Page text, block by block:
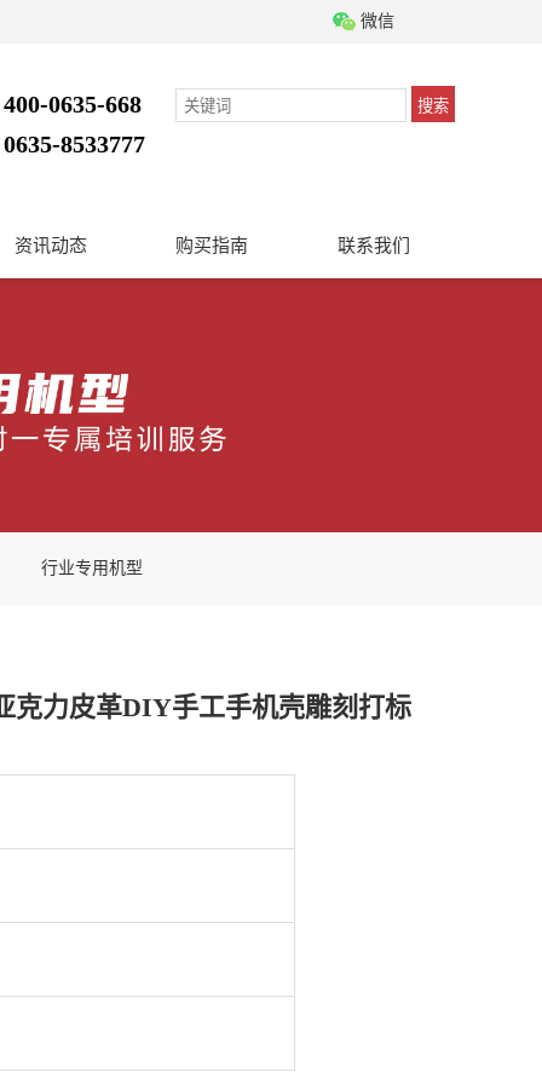
微信
400-0635-668
0635-8533777
搜索
资讯动态 购买指南 联系我们
行业专用机型
克力皮革DIY手工手机壳雕刻打标